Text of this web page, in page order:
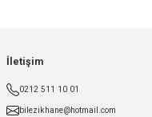
İletişim
0212 511 10 01
bilezikhane@hotmail.com